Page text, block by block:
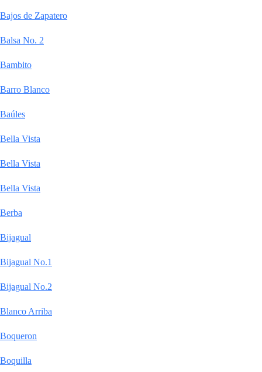
Bajos de Zapatero
Balsa No. 2
Bambito
Barro Blanco
Baúles
Bella Vista
Bella Vista
Bella Vista
Berba
Bijagual
Bijagual No.1
Bijagual No.2
Blanco Arriba
Boqueron
Boquilla